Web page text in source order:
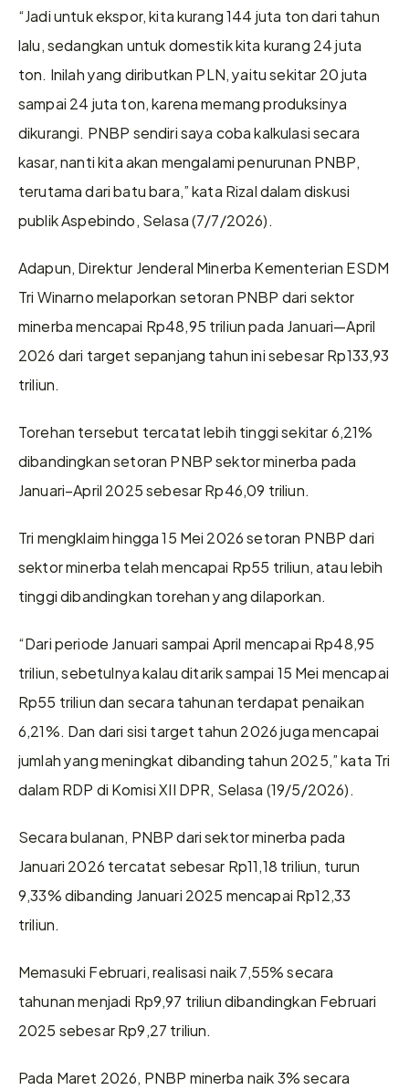
“Jadi untuk ekspor, kita kurang 144 juta ton dari tahun
lalu, sedangkan untuk domestik kita kurang 24 juta
ton. Inilah yang diributkan PLN, yaitu sekitar 20 juta
sampai 24 juta ton, karena memang produksinya
dikurangi. PNBP sendiri saya coba kalkulasi secara
kasar, nanti kita akan mengalami penurunan PNBP,
terutama dari batu bara,” kata Rizal dalam diskusi
publik Aspebindo, Selasa (7/7/2026).
Adapun, Direktur Jenderal Minerba Kementerian ESDM
Tri Winarno melaporkan setoran PNBP dari sektor
minerba mencapai Rp48,95 triliun pada Januari—April
2026 dari target sepanjang tahun ini sebesar Rp133,93
triliun.
Torehan tersebut tercatat lebih tinggi sekitar 6,21%
dibandingkan setoran PNBP sektor minerba pada
Januari–April 2025 sebesar Rp46,09 triliun.
Tri mengklaim hingga 15 Mei 2026 setoran PNBP dari
sektor minerba telah mencapai Rp55 triliun, atau lebih
tinggi dibandingkan torehan yang dilaporkan.
“Dari periode Januari sampai April mencapai Rp48,95
triliun, sebetulnya kalau ditarik sampai 15 Mei mencapai
Rp55 triliun dan secara tahunan terdapat penaikan
6,21%. Dan dari sisi target tahun 2026 juga mencapai
jumlah yang meningkat dibanding tahun 2025,” kata Tri
dalam RDP di Komisi XII DPR, Selasa (19/5/2026).
Secara bulanan, PNBP dari sektor minerba pada
Januari 2026 tercatat sebesar Rp11,18 triliun, turun
9,33% dibanding Januari 2025 mencapai Rp12,33
triliun.
Memasuki Februari, realisasi naik 7,55% secara
tahunan menjadi Rp9,97 triliun dibandingkan Februari
2025 sebesar Rp9,27 triliun.
Pada Maret 2026, PNBP minerba naik 3% secara